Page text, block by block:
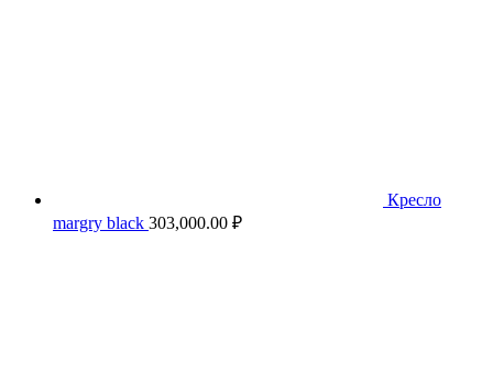
Кресло
margry black 303,000.00 ₽